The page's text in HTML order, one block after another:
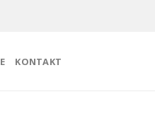
KONTAKT